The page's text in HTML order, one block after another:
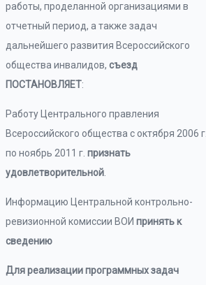
работы, проделанной организациями в
отчетный период, а также задач
дальнейшего развития Всероссийского
общества инвалидов, съезд
ПОСТАНОВЛЯЕТ:
Работу Центрального правления
Всероссийского общества с октября 2006 г.
по ноябрь 2011 г. признать
удовлетворительной
Информацию Центральной контрольно-
ревизионной комиссии ВОИ принять к
сведению
Для реализации программных задач